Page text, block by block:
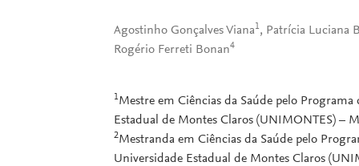
Agostinho Gonçalves Viana1, Patrícia Luciana
Rogério Ferreti Bonan4
1Mestre em Ciências da Saúde pelo
Estadual de Montes Claros (UNIMONTES) –
2Mestranda em Ciências da Saúde pelo
Universidade Estadual de Montes Claros